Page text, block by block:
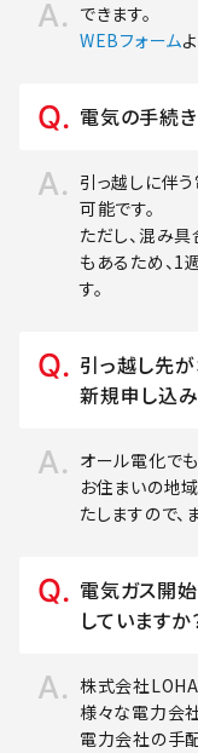
できます。
WEBフォーム
電気の手続
引っ越しに伴
可能です。
ただし、混み
もあるため、1
す。
引っ越し先
新規申し込
オール電化で
お住まいの地
たしますので
電気ガス開
していますか
株式会社
様々な電力会
電力会社の手